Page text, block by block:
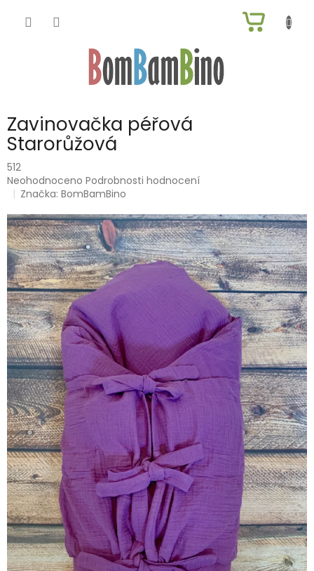
KOŠÍK
Zavinovačka péřová
Starorůžová
512
Průměrné
hodnocení
je
0,0
z
5
hvězdiček.
Neohodnoceno Podrobnosti hodnocení
Značka:BomBamBino